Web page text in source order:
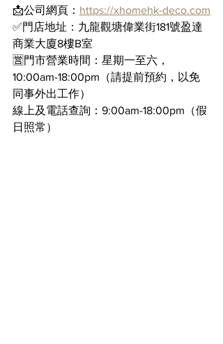
📩公司網頁： https://xhomehk-deco.com
✅門店地址：九龍觀塘偉業街181號盈達
商業大廈8樓B室
🈺門市營業時間：星期一至六，
10:00am-18:00pm（請提前預約，以免
同事外出工作）
線上及電話查詢：9:00am-18:00pm（假
日照常）